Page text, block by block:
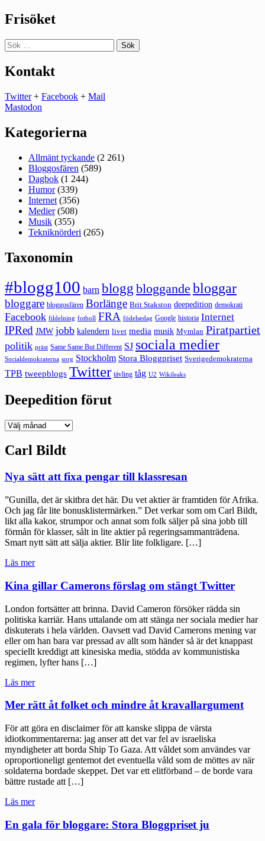
Frisöket
Sök
efter:
Kontakt
Twitter+ Facebook + Mail
Mastodon
Kategorierna
Allmänt tyckande (2 261)
Bloggosfären (589)
Dagbok (1 244)
Humor(339)
Internet (356)
Medier(508)
Musik (355)
Tekniknörderi (265)
Taxonomin
#blogg100 barn blogg bloggande bloggar
bloggare bloggosfären Borlänge Brit Stakston deepedition demokrati
Facebook fildelning fotboll FRA födelsedag Google historia Internet
IPRed JMW jobb kalendern livet media musik Mymlan Piratpartiet
politik präst Same Same But Different SJ sociala medier
Socialdemokraterna sorg Stockholm Stora Bloggpriset Sverigedemokraterna
TPB tweepblogs Twitter tävling tåg U2 Wikileaks
Deepedition förut
Deepedition
Carl Bildt
Nya sätt att fixa pengar till klassresan
”Gunilla, det är skitbra det här. Du vet aktier är framtiden för Afrika.
Och jag får lite bonusklistermärken.” Det verkar som om Carl Bildt,
likt alla kakor, strumpor och annat som folk säljer på sina jobb till
förmån för klasser, sålt in lite aktier på regeringsammanträdena.
Smart nytt sätt att sälja aktier. Blir lite folkligare. […]
Läs mer"Nya
att
fixa
pengar
till
klassresan"
Kina gillar Camerons förslag om stängt Twitter
London fortsätter att brinna. David Cameron försöker rädda sin
politiska karriär. Hans uttalande om att stänga ner sociala medier har
diskuterats i hela världen. Oavsett vad David Camerons mening var
eller om han bara var pressad av allt som händer så är det knappast
speciellt kreddigt att kinesiska media, stödda av kommunistiska
regimen, lyfter hans […]
Läs mer"Kina
Camerons
om
stängt
Twitter"
Mer rätt åt folket och mindre åt kravallargument
För att göra en disclaimer för att kanske slippa de värsta
idiotkommentarerna: jag anser att det var fel av israeliska
myndigheter att borda Ship To Gaza. Att våldet som användes var
oproportioneligt gentemot det eventuella våld som de möttes av när
soldaterna bordade skeppet. Det var ett elitförband – de borde vara
bättre rustade att […]
Läs mer"Mer
åt
folket
En gala för bloggare: Stora Bloggpriset ju